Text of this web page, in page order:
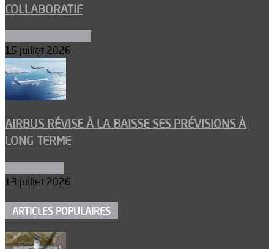
COLLABORATIF
15 juillet 2026
AIRBUS RÉVISE À LA BAISSE SES PRÉVISIONS À
LONG TERME
13 juillet 2026
ARTICLES POPULAIRES